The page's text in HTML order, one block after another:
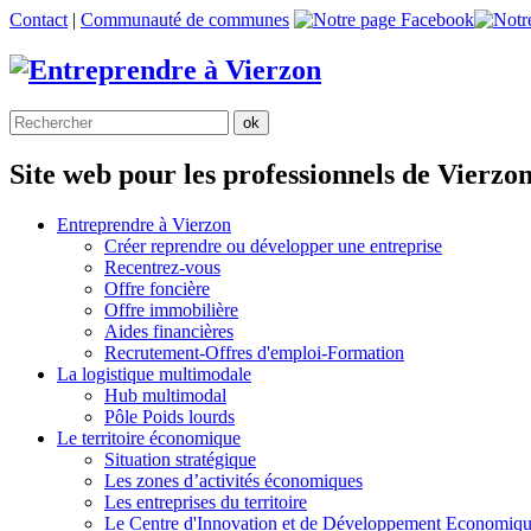
Contact | Communauté de communes
Site web pour les professionnels de
Entreprendre à Vierzon
Créer reprendre ou développer une entreprise
Recentrez-vous
Offre foncière
Offre immobilière
Aides financières
Recrutement-Offres d'emploi-Formation
La logistique multimodale
Hub multimodal
Pôle Poids lourds
Le territoire économique
Situation stratégique
Les zones d’activités économiques
Les entreprises du territoire
Le Centre d'Innovation et de Développement